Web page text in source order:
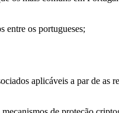
os portugueses;
aplicáveis a par de